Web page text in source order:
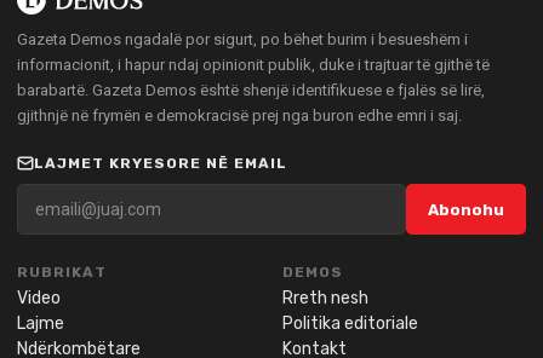
Gazeta Demos ngadalë por sigurt, po bëhet burim i besueshëm i
informacionit, i hapur ndaj opinionit publik, duke i trajtuar të gjithë të
barabartë. Gazeta Demos është shenjë identifikuese e fjalës së lirë,
gjithnjë në frymën e demokracisë prej nga buron edhe emri i saj.
LAJMET KRYESORE NË EMAIL
Abonohu
RUBRIKAT
Video
Lajme
Ndërkombëtare
DEMOS
Rreth nesh
Politika editoriale
Kontakt